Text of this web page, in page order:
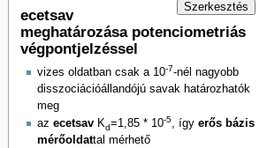
Szerkesztés
ecetsav
meghatározása potenciometriás
végpontjelzéssel
vizes oldatban csak a 10-7-nél nagyobb
disszociációállandójú savak határozhatók
meg
az ecetsavKd=1,85 * 10-5, így erős bázis
mérőoldattal mérhető